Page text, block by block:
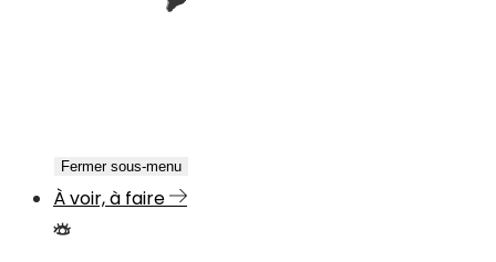
Fermer sous-menu
À voir, à faire